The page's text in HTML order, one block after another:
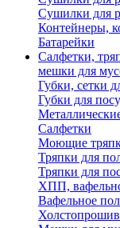
Сушилки для
Контейнеры,
Батарейки
Салфетки,
мешки для
Губки, сетки
Губки для
Салфетки
Моющие
Тряпки для
Тряпки для
ХПП,
Вафельное